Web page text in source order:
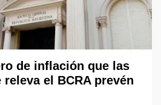
de inflación que las
el BCRA prevén